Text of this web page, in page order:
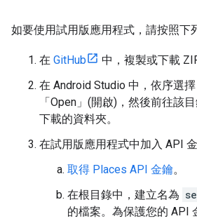
如要使用試用版應用程式，請按照下
在 GitHub
中，複製或下載
在 Android Studio 中，依序選
「Open」(開啟) ，然後前往該
下載的資料夾。
在試用版應用程式中加入 API 金
取得 Places API 金鑰。
在根目錄中，建立名為
的檔案。為保護您的 API